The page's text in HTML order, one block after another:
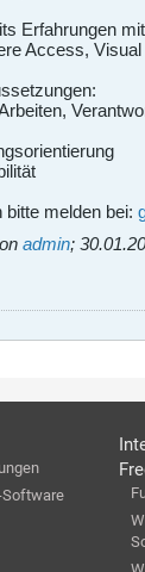
Erfahrungen
Access,
melden bei:
admin;
Software